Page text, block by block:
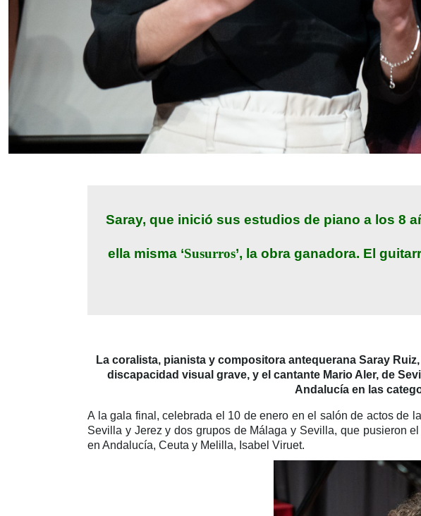
Saray, que inició sus estudios de piano a los 8
ella misma ‘Susurros’, la obra ganadora. El
La coralista, pianista y compositora antequerana Saray
discapacidad visual grave, y el cantante Mario Aler, de
Andalucía en las
A la gala final, celebrada el 10 de enero en el salón de actos de
Sevilla y Jerez y dos grupos de Málaga y Sevilla, que pusieron
en Andalucía, Ceuta y Melilla, Isabel Viruet.